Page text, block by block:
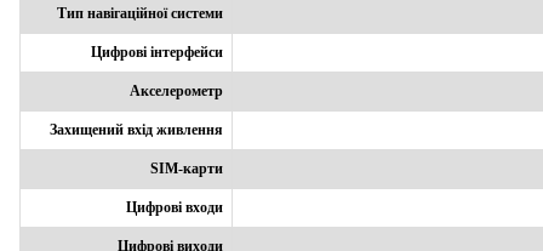
Тип навігаційної системи
Цифрові інтерфейси
Акселерометр
Захищений вхід живлення
SIM-карти
Цифрові входи
Цифрові виходи